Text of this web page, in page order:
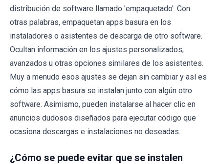
distribución de software llamado 'empaquetado'. Con
otras palabras, empaquetan apps basura en los
instaladores o asistentes de descarga de otro software.
Ocultan información en los ajustes personalizados,
avanzados u otras opciones similares de los asistentes.
Muy a menudo esos ajustes se dejan sin cambiar y así es
cómo las apps basura se instalan junto con algún otro
software. Asimismo, pueden instalarse al hacer clic en
anuncios dudosos diseñados para ejecutar código que
ocasiona descargas e instalaciones no deseadas.
¿Cómo se puede evitar que se instalen